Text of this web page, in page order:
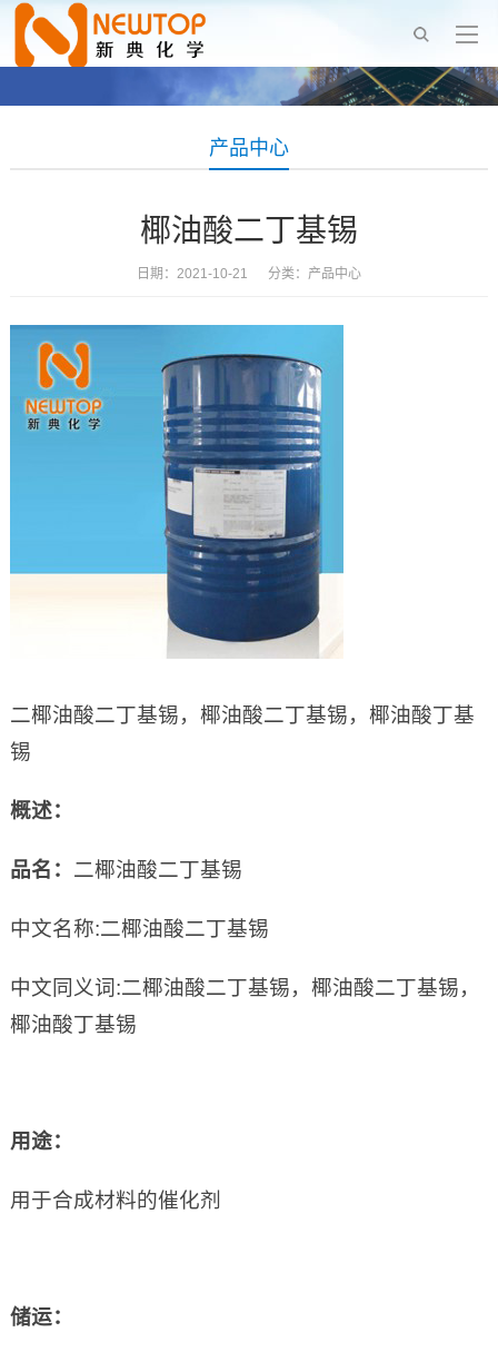
产品中心
椰油酸二丁基锡
日期：2021-10-21 分类： 产品中心
二椰油酸二丁基锡，椰油酸二丁基锡，椰油酸丁基
锡
概述：
品名： 二椰油酸二丁基锡
中文名称:二椰油酸二丁基锡
中文同义词:二椰油酸二丁基锡，椰油酸二丁基锡，
椰油酸丁基锡
用途：
用于合成材料的催化剂
储运：